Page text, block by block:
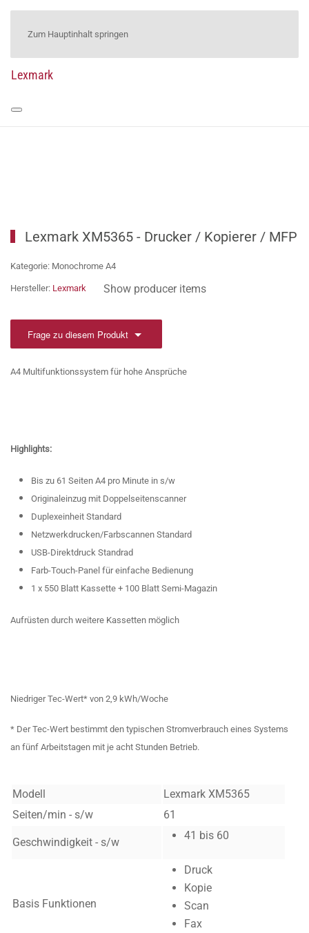
Zum Hauptinhalt springen
Lexmark
Lexmark XM5365 - Drucker / Kopierer / MFP
Kategorie: Monochrome A4
Hersteller: Lexmark Show producer items
Frage zu diesem Produkt
A4 Multifunktionssystem für hohe Ansprüche
Highlights:
Bis zu 61 Seiten A4 pro Minute in s/w
Originaleinzug mit Doppelseitenscanner
Duplexeinheit Standard
Netzwerkdrucken/Farbscannen Standard
USB-Direktdruck Standrad
Farb-Touch-Panel für einfache Bedienung
1 x 550 Blatt Kassette + 100 Blatt Semi-Magazin
Aufrüsten durch weitere Kassetten möglich
Niedriger Tec-Wert* von 2,9 kWh/Woche
* Der Tec-Wert bestimmt den typischen Stromverbrauch eines Systems
an fünf Arbeitstagen mit je acht Stunden Betrieb.
Modell
Lexmark XM5365
Seiten/min - s/w
61
Geschwindigkeit - s/w
41 bis 60
Basis Funktionen
Druck
Kopie
Scan
Fax